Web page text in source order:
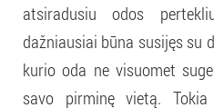
atsiradusiu odos
dažniausiai būna susijęs su
kurio oda ne visuomet
savo pirminę vietą.